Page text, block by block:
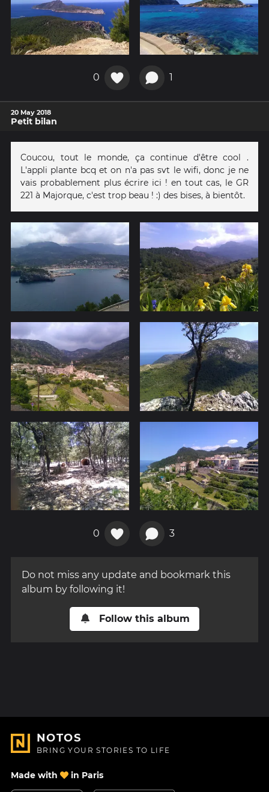
0 1
20 May 2018
Petit bilan
Coucou, tout le monde, ça continue d'être cool .
L'appli plante bcq et on n'a pas svt le wifi, donc je ne
vais probablement plus écrire ici ! en tout cas, le GR
221 à Majorque, c'est trop beau ! :) des bises, à bientôt.
0 3
Do not miss any update and bookmark this
album by following it!
Follow this album
NOTOS
BRING YOUR STORIES TO LIFE
Made with in Paris